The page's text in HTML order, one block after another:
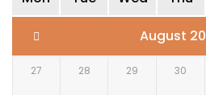
August
27 28 29 30